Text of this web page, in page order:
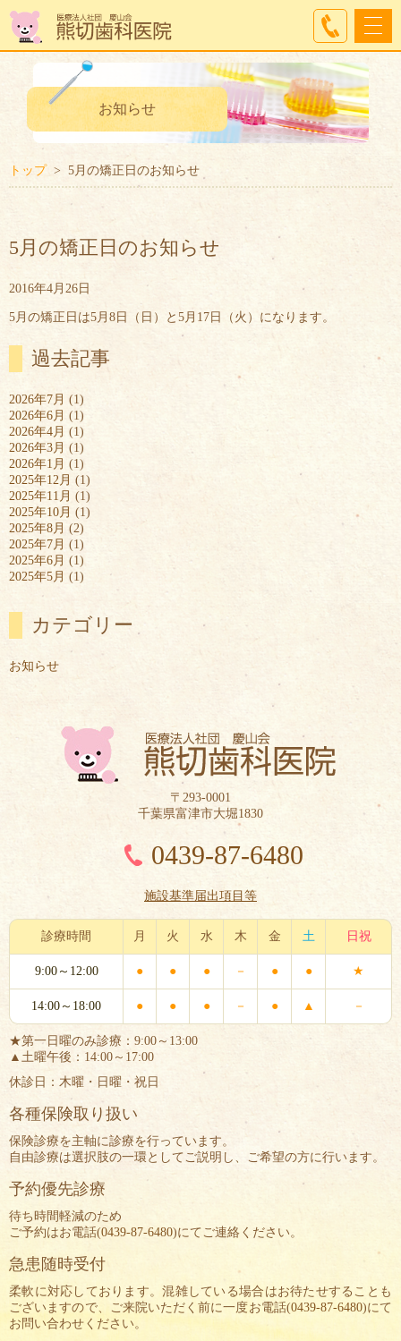
お知らせ
トップ 5月の矯正日のお知らせ
5月の矯正日のお知らせ
2016年4月26日
5月の矯正日は5月8日（日）と5月17日（火）になります。
過去記事
2026年7月 (1)
2026年6月 (1)
2026年4月 (1)
2026年3月 (1)
2026年1月 (1)
2025年12月 (1)
2025年11月 (1)
2025年10月 (1)
2025年8月 (2)
2025年7月 (1)
2025年6月 (1)
2025年5月 (1)
カテゴリー
お知らせ
〒293-0001
千葉県富津市大堀1830
0439-87-6480
施設基準届出項目等
診療時間 月 火 水 木 金 土 日祝
9:00～12:00 ● ● ● － ● ● ★
14:00～18:00 ● ● ● － ● ▲ －
★第一日曜のみ診療：9:00～13:00
▲土曜午後：14:00～17:00
休診日：木曜・日曜・祝日
各種保険取り扱い
保険診療を主軸に診療を行っています。
自由診療は選択肢の一環としてご説明し、ご希望の方に行います。
予約優先診療
待ち時間軽減のため
ご予約はお電話(0439-87-6480)にてご連絡ください。
急患随時受付
柔軟に対応しております。混雑している場合はお待たせすることも
ございますので、ご来院いただく前に一度お電話(0439-87-6480)にて
お問い合わせください。